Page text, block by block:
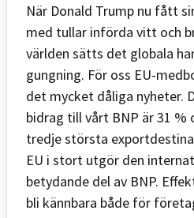
När Donald Trump nu fått
med tullar införda vitt och
världen sätts det globala
gungning. För oss EU-
det mycket dåliga nyheter.
bidrag till vårt BNP är 31 %
tredje största
EU i stort utgör den
betydande del av BNP.
bli kännbara både för